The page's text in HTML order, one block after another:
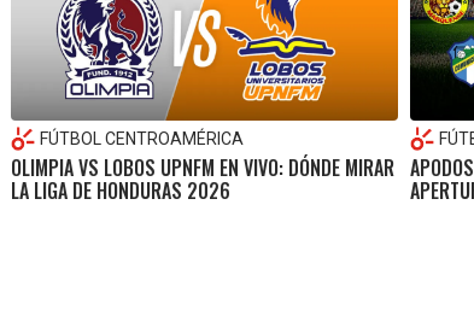
FÚTBOL CENTROAMÉRICA
OLIMPIA VS LOBOS UPNFM EN VIVO: DÓNDE MIRAR
LA LIGA DE HONDURAS 2026